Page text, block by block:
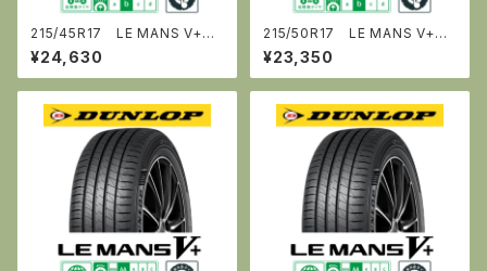
215/45R17 LE MANS V+
《ﾙ・ﾏﾝ ﾌｧｲﾌﾞﾌﾟﾗｽ》 [ダンロップ]
¥24,630
215/50R17 LE MANS V+
《ﾙ・ﾏﾝ ﾌｧｲﾌﾞﾌﾟﾗｽ》 [ダンロップ]
¥23,350